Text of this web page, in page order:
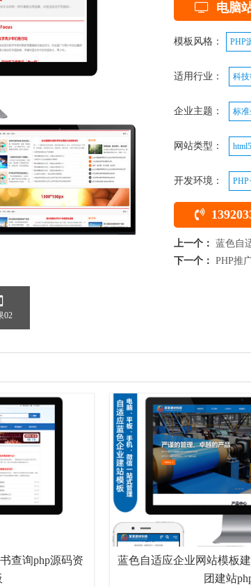
02
电脑
模板风格： PHP
适用行业： 科技
企业主题： 标
网站类型：
开发环境：
上一个： 蓝色自
下一个： PHP推
源码资
蓝色自适应企业网站模板建筑建
团建站php源码